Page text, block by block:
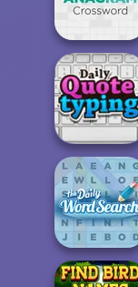
Booster Cross...
Anagram
Crossword
Daily Quote